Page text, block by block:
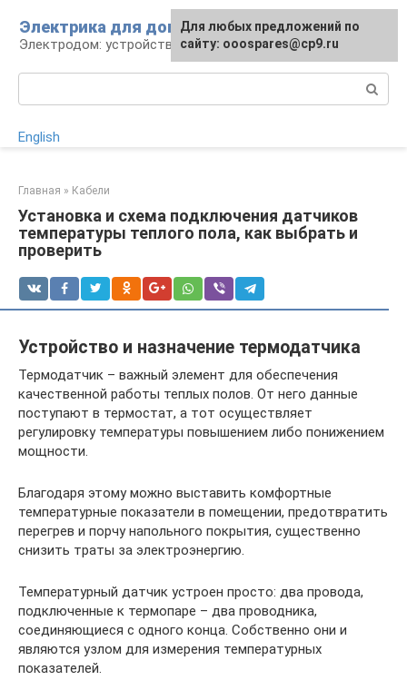
контенту
Электрика для дома
Электродом: устройства, кабели, ремонт
English
Главная » Кабели
Установка и схема подключения датчиков
температуры теплого пола, как выбрать и
проверить
Устройство и назначение термодатчика
Термодатчик – важный элемент для обеспечения
качественной работы теплых полов. От него данные
поступают в термостат, а тот осуществляет
регулировку температуры повышением либо понижением
мощности.
Благодаря этому можно выставить комфортные
температурные показатели в помещении, предотвратить
перегрев и порчу напольного покрытия, существенно
снизить траты за электроэнергию.
Температурный датчик устроен просто: два провода,
подключенные к термопаре – два проводника,
соединяющиеся с одного конца. Собственно они и
являются узлом для измерения температурных
показателей.
Для любых предложений по
сайту: ooospares@cp9.ru